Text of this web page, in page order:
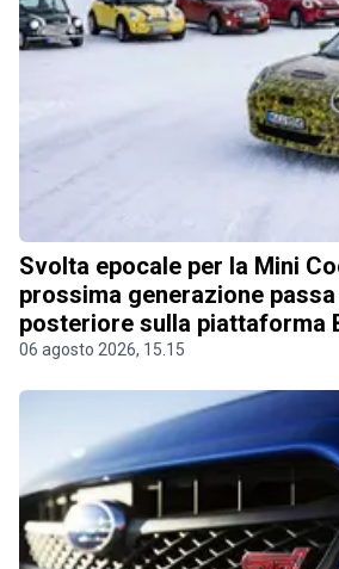
Svolta epocale per la Mini
prossima generazione
posteriore sulla piattaforma
06 agosto 2026, 15.15